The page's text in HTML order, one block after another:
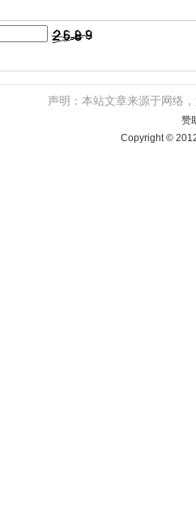
声明：本站文章来源于网络
赞
Copyright ©